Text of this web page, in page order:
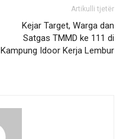
Artikulli tjetër
Kejar Target, Warga dan
Satgas TMMD ke 111 di
Kampung Idoor Kerja Lembur